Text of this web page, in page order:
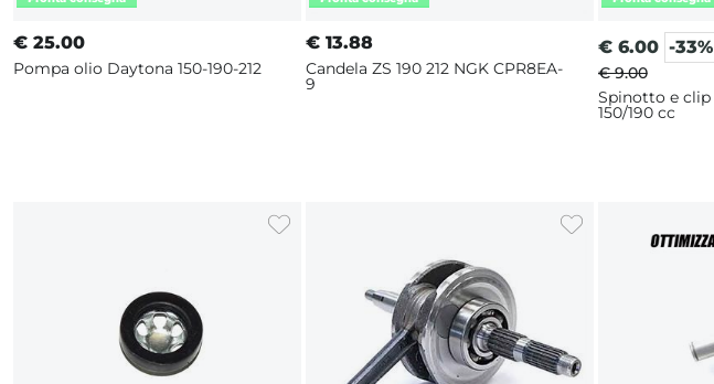
€ 25.00
Pompa olio Daytona 150-190-212
€ 13.88
Candela ZS 190 212 NGK CPR8EA-
9
€ 6.00 -33%
€ 9.00
Spinotto e clip
150/190 cc